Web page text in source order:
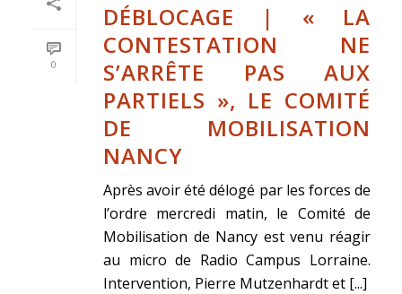
0
DÉBLOCAGE | « LA
CONTESTATION NE
S’ARRÊTE PAS AUX
PARTIELS », LE COMITÉ
DE MOBILISATION
NANCY
Après avoir été délogé par les forces de
l’ordre mercredi matin, le Comité de
Mobilisation de Nancy est venu réagir
au micro de Radio Campus Lorraine.
Intervention, Pierre Mutzenhardt et [...]